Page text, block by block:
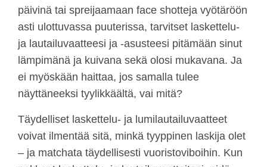
päivinä tai spreijaamaan face shotteja vyötäröön
asti ulottuvassa puuterissa, tarvitset laskettelu-
ja lautailuvaatteesi ja -asusteesi pitämään sinut
lämpimänä ja kuivana sekä olosi mukavana. Ja
ei myöskään haittaa, jos samalla tulee
näyttäneeksi tyylikkäältä, vai mitä?
Täydelliset laskettelu- ja lumilautailuvaatteet
voivat ilmentää sitä, minkä tyyppinen laskija olet
– ja matchata täydellisesti vuoristoviboihin. Kun